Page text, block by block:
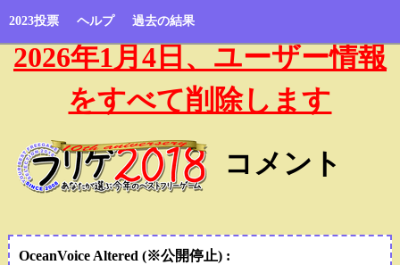
2023投票 ヘルプ 過去の結果
2026年1月4日、ユーザー情報
をすべて削除します
コメント
OceanVoice Altered (※公開停止):